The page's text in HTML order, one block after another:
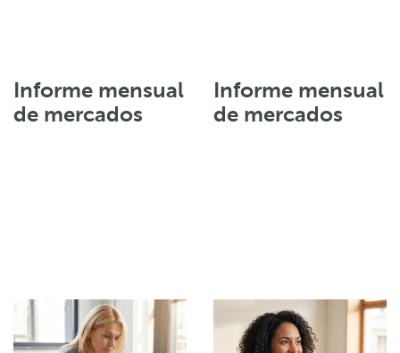
Informe mensual
de mercados
Informe mensual
de mercados